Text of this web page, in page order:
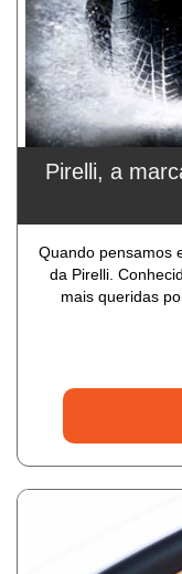
Pirelli, a
Quando pensamos
da Pirelli.
mais queridas